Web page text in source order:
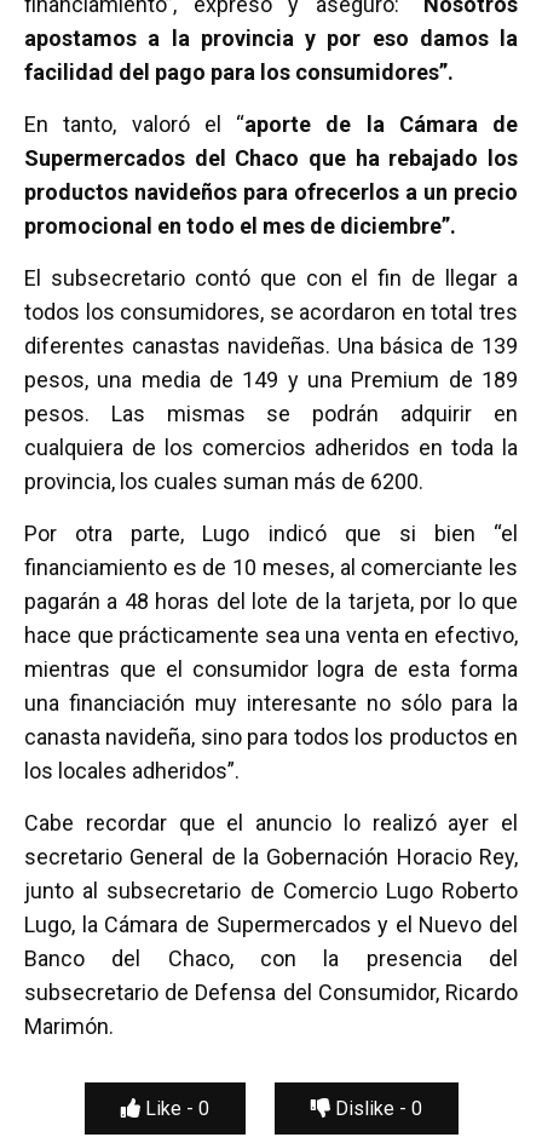
apostamos a la provincia y por eso damos la
facilidad del pago para los consumidores”.
En tanto, valoró el “aporte de la Cámara de
Supermercados del Chaco que ha rebajado los
productos navideños para ofrecerlos a un precio
promocional en todo el mes de diciembre”.
El subsecretario contó que con el fin de llegar a
todos los consumidores, se acordaron en total tres
diferentes canastas navideñas. Una básica de 139
pesos, una media de 149 y una Premium de 189
pesos. Las mismas se podrán adquirir en
cualquiera de los comercios adheridos en toda la
provincia, los cuales suman más de 6200.
Por otra parte, Lugo indicó que si bien “el
financiamiento es de 10 meses, al comerciante les
pagarán a 48 horas del lote de la tarjeta, por lo que
hace que prácticamente sea una venta en efectivo,
mientras que el consumidor logra de esta forma
una financiación muy interesante no sólo para la
canasta navideña, sino para todos los productos en
los locales adheridos”.
Cabe recordar que el anuncio lo realizó ayer el
secretario General de la Gobernación Horacio Rey,
junto al subsecretario de Comercio Lugo Roberto
Lugo, la Cámara de Supermercados y el Nuevo del
Banco del Chaco, con la presencia del
subsecretario de Defensa del Consumidor, Ricardo
Marimón.
Like - 0 Dislike - 0